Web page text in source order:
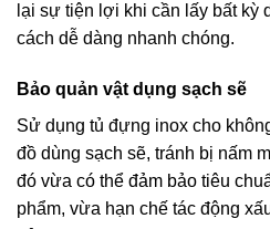
lại sự tiện lợi khi cần lấy bất kỳ
cách dễ dàng nhanh chóng.
Bảo quản vật dụng sạch sẽ
Sử dụng tủ đựng inox cho
đồ dùng sạch sẽ, tránh bị nấm
đó vừa có thể đảm bảo tiêu
phẩm, vừa hạn chế tác động